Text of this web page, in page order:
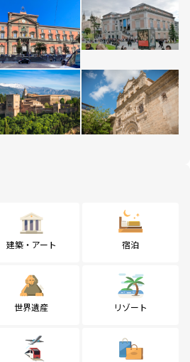
建築・アート 宿泊
世界遺産 リゾート